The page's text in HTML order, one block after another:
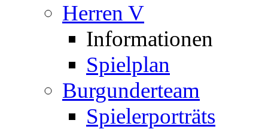
Herren V
Informationen
Spielplan
Burgunderteam
Spielerporträts